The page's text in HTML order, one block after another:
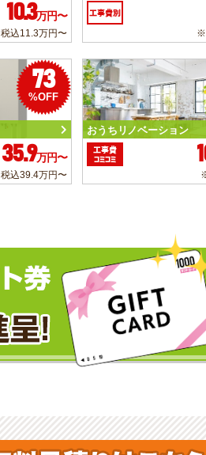
10.3万円〜
込11.3万円〜
工事費別
※
73
%OFF
35.9万円〜
込39.4万円〜
おうちリノベーション
工事費
コミコミ